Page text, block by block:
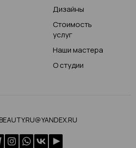
Дизайны
Стоимость
услуг
Наши мастера
О студии